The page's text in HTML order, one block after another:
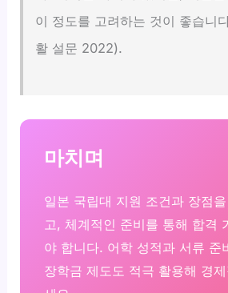
이 정도를 고려하는 것이 좋습니
활 설문 2022).
마치며
일본 국립대 지원 조건과 장점
고, 체계적인 준비를 통해 합격
야 합니다. 어학 성적과 서류 준
장학금 제도도 적극 활용해 경